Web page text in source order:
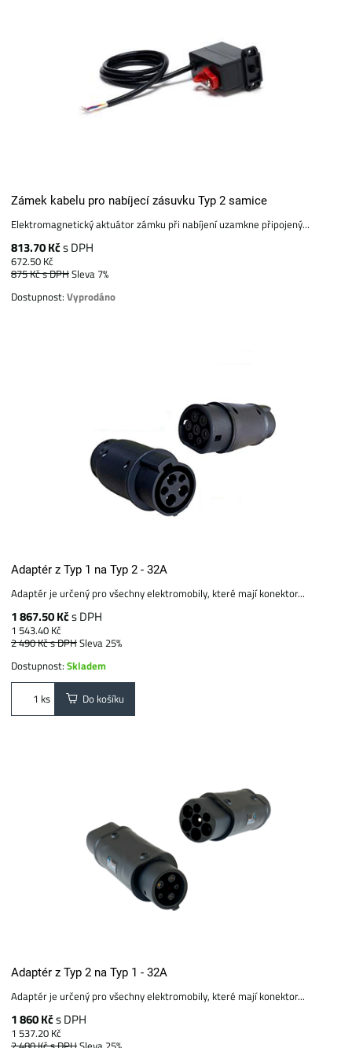
Zámek kabelu pro nabíjecí zásuvku Typ 2 samice
Elektromagnetický aktuátor zámku při nabíjení uzamkne připojený...
813.70 Kčs DPH
672.50 Kč
875 Kčs DPHSleva 7%
Dostupnost:Vyprodáno
Adaptér z Typ 1 na Typ 2 - 32A
Adaptér je určený pro všechny elektromobily, které mají konektor...
1 867.50 Kčs DPH
1 543.40 Kč
2 490 Kčs DPHSleva 25%
Dostupnost:Skladem
ks Do košíku
Adaptér z Typ 2 na Typ 1 - 32A
Adaptér je určený pro všechny elektromobily, které mají konektor...
1 860 Kčs DPH
1 537.20 Kč